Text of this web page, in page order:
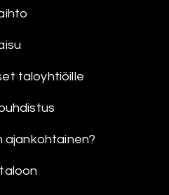
taloyhtiöille
ajankohtainen?